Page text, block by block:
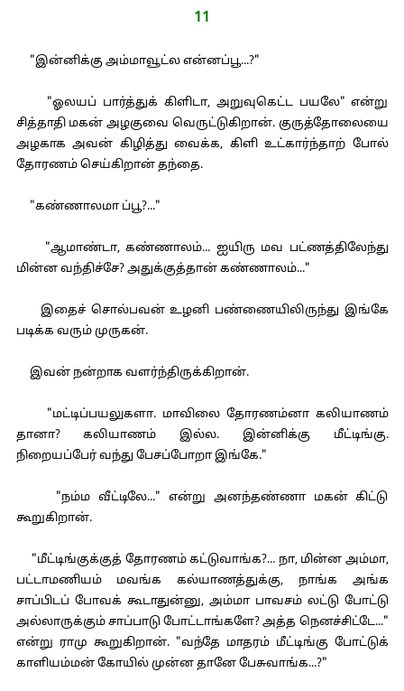
11
"இன்னிக்கு அம்மாவூட்ல என்னப்பூ...?"
"ஓலயப் பார்த்துக் கிளிடா, அறுவுகெட்ட பயலே" என்று
சித்தாதி மகன் அழகுவை வெருட்டுகிறான். குருத்தோலையை
அழகாக அவன் கிழித்து வைக்க, கிளி உட்கார்ந்தாற் போல்
தோரணம் செய்கிறான் தந்தை.
"கண்ணாலமா ப்பூ?..."
"ஆமாண்டா, கண்ணாலம்... ஐயிரு மவ பட்ணத்திலேந்து
மின்ன வந்திச்சே? அதுக்குத்தான் கண்ணாலம்..."
இதைச் சொல்பவன் உழனி பண்ணையிலிருந்து இங்கே
படிக்க வரும் முருகன்.
இவன் நன்றாக வளர்ந்திருக்கிறான்.
"மட்டிப்பயலுகளா. மாவிலை தோரணம்னா கலியாணம்
தானா? கலியாணம் இல்ல. இன்னிக்கு மீட்டிங்கு.
நிறையப்பேர் வந்து பேசப்போறா இங்கே."
"நம்ம வீட்டிலே..." என்று அனந்தண்ணா மகன் கிட்டு
கூறுகிறான்.
"மீட்டிங்குக்குத் தோரணம் கட்டுவாங்க?... நா, மின்ன அம்மா,
பட்டாமணியம் மவங்க கல்யாணத்துக்கு, நாங்க அங்க
சாப்பிடப் போவக் கூடாதுன்னு, அம்மா பாவசம் லட்டு போட்டு
அல்லாருக்கும் சாப்பாடு போட்டாங்களே? அத்த நெனச்சிட்டே..."
என்று ராமு கூறுகிறான். "வந்தே மாதரம் மீட்டிங்கு போட்டுக்
காளியம்மன் கோயில் முன்ன தானே பேசுவாங்க...?"